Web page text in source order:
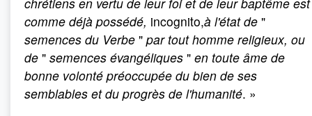
comme déjà possédé, incognito,à l'état de "
semences du Verbe " par tout homme religieux, ou
de " semences évangéliques " en toute âme de
bonne volonté préoccupée du bien de ses
semblables et du progrès de l'humanité. »